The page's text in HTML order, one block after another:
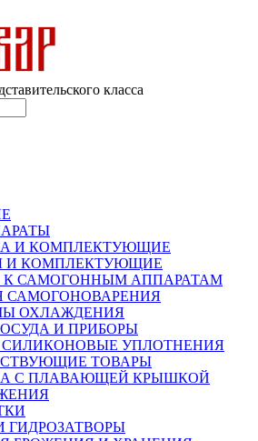
класса
И КОМПЛЕКТУЮЩИЕ
И КОМПЛЕКТУЮЩИЕ
САМОГОННЫМ АППАРАТАМ
САМОГОНОВАРЕНИЯ
ОХЛАЖДЕНИЯ
И ПРИБОРЫ
УПЛОТНЕНИЯ
ТОВАРЫ
С ПЛАВАЮЩЕЙ КРЫШКОЙ
ГИДРОЗАТВОРЫ